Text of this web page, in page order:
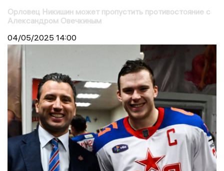
Орловец Никишин может пропустить противостояние с
Александром Овечкиным
04/05/2025 14:00